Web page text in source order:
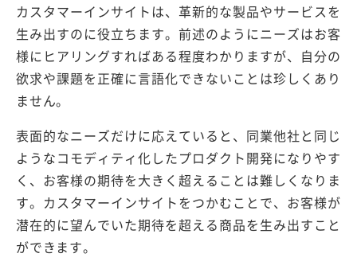
カスタマーインサイトは、革新的な製品やサービスを
生み出すのに役立ちます。前述のようにニーズはお客
様にヒアリングすればある程度わかりますが、自分の
欲求や課題を正確に言語化できないことは珍しくあり
ません。
表面的なニーズだけに応えていると、同業他社と同じ
ようなコモディティ化したプロダクト開発になりやす
く、お客様の期待を大きく超えることは難しくなりま
す。カスタマーインサイトをつかむことで、お客様が
潜在的に望んでいた期待を超える商品を生み出すこと
ができます。